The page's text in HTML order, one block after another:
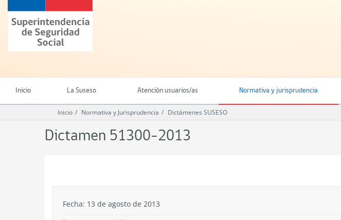
contenido
principal
Superintendencia
de
Seguridad
(SUSESO)
Chile
Inicio La Suseso Atención usuarios/as Normativa y jurisprudencia
Inicio Normativa y Jurisprudencia Dictámenes SUSESO
Dictamen 51300-2013
Fecha: 13 de agosto de 2013